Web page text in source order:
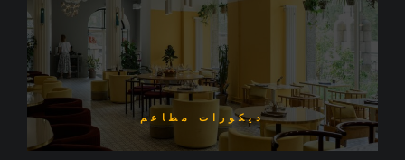
ديكورات مطاعم